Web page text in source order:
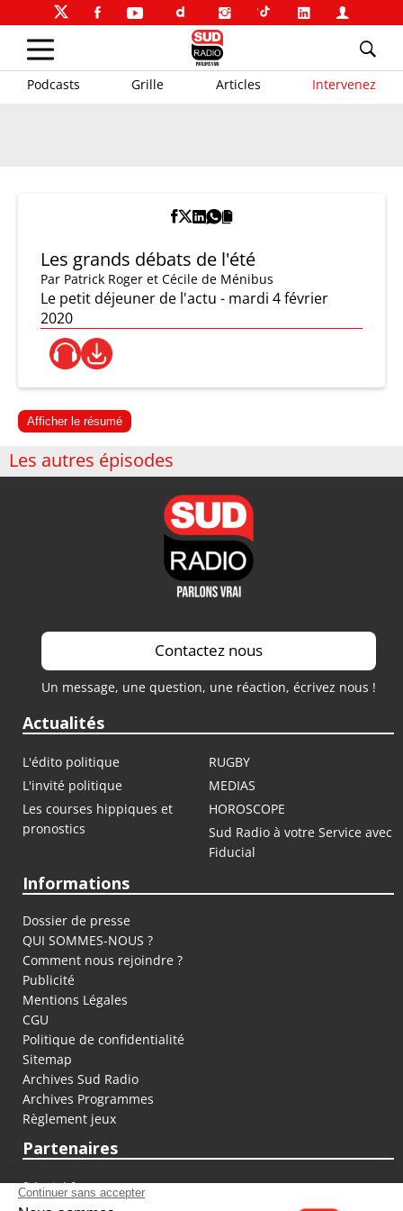
Podcasts Grille Articles Intervenez
Les grands débats de l'été
Par Patrick Roger et Cécile de Ménibus
Le petit déjeuner de l'actu - mardi 4 février
2020
Afficher le résumé
Les autres épisodes
Contactez nous
Un message, une question, une réaction, écrivez nous !
Actualités
L'édito politique
RUGBY
L'invité politique
MEDIAS
Les courses hippiques et
pronostics
HOROSCOPE
Sud Radio à votre Service avec
Fiducial
Informations
Dossier de presse
QUI SOMMES-NOUS ?
Comment nous rejoindre ?
Publicité
Mentions Légales
CGU
Politique de confidentialité
Sitemap
Archives Sud Radio
Archives Programmes
Règlement jeux
Partenaires
fiducial.fr